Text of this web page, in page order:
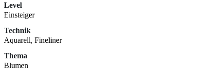
Level
Einsteiger
Technik
Aquarell, Fineliner
Thema
Blumen